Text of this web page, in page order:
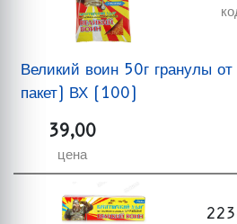
Великий воин 50г гранулы
пакет) ВХ (100)
39,00
цена